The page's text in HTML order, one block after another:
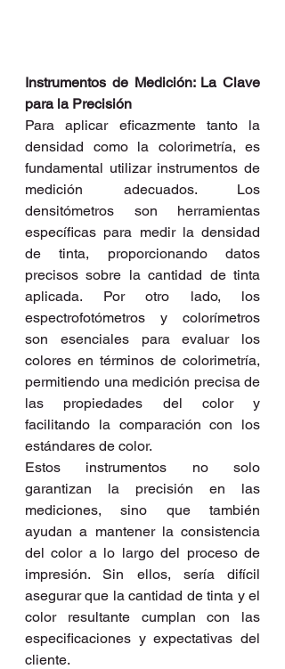
Instrumentos de Medición: La Clave
para la Precisión
Para aplicar eficazmente tanto la
densidad como la colorimetría, es
fundamental utilizar instrumentos de
medición adecuados. Los
densitómetros son herramientas
específicas para medir la densidad
de tinta, proporcionando datos
precisos sobre la cantidad de tinta
aplicada. Por otro lado, los
espectrofotómetros y colorímetros
son esenciales para evaluar los
colores en términos de colorimetría,
permitiendo una medición precisa de
las propiedades del color y
facilitando la comparación con los
estándares de color.
Estos instrumentos no solo
garantizan la precisión en las
mediciones, sino que también
ayudan a mantener la consistencia
del color a lo largo del proceso de
impresión. Sin ellos, sería difícil
asegurar que la cantidad de tinta y el
color resultante cumplan con las
especificaciones y expectativas del
cliente.